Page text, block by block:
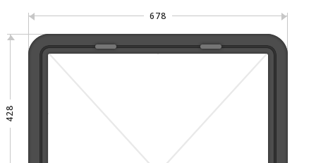
678
428